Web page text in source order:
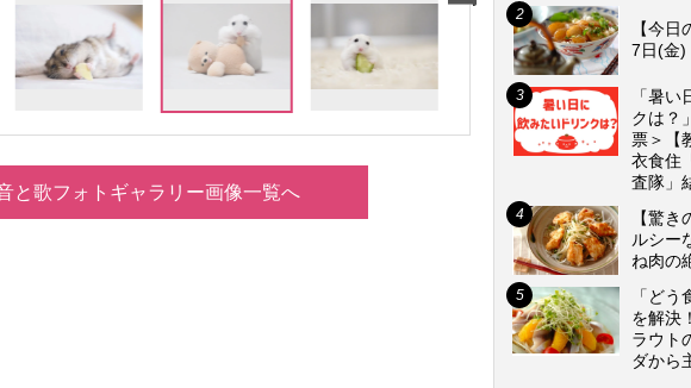
と歌フォトギャラリー画像一覧へ
【今
7日(金)
「暑
クは？
票＞【
衣食住
査隊」
【驚
ルシー
ね肉の
「どう
を解決
ラウト
ダから